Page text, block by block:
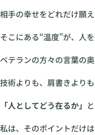
相手の幸せをどれだけ願え
そこにある“温度”が、人
ベテランの方々の言葉の奥
技術よりも、肩書きよりも
「人としてどう在るか」
私は、そのポイントだけは